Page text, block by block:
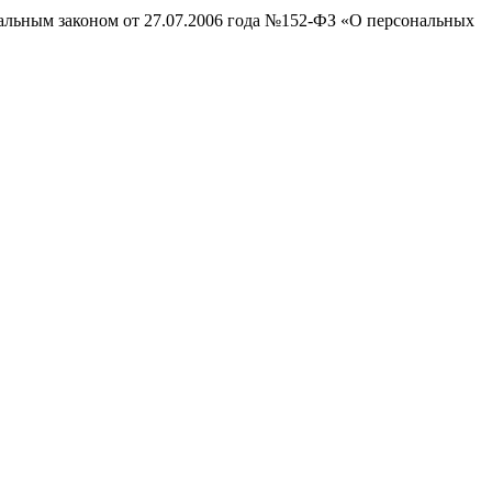
законом от 27.07.2006 года №152-ФЗ «О персональных